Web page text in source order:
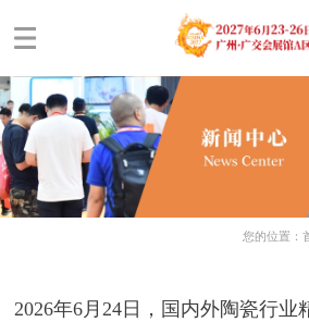
您的位置：
2026年6月24日，国内外陶瓷行业